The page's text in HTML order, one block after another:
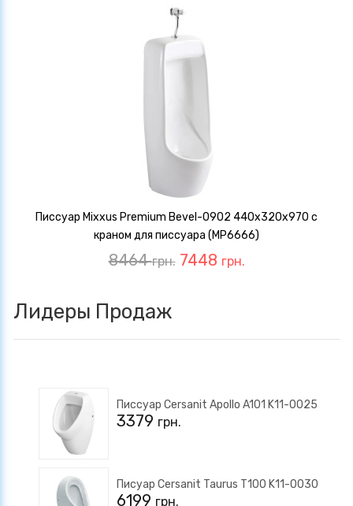
Писсуар Mixxus Premium Bevel-0902 440x320x970 с
краном для писсуара (MP6666)
8464грн. 7448 грн.
Лидеры Продаж
Писсуар Cersanit Apollo A101 K11-0025
3379 грн.
Писуар Cersanit Taurus T100 K11-0030
6199 грн.